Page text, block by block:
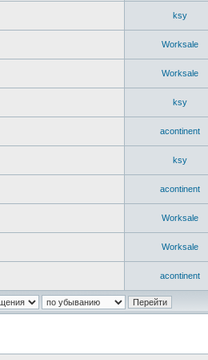
ksy
Worksale
Worksale
ksy
acontinent
ksy
acontinent
Worksale
Worksale
acontinent